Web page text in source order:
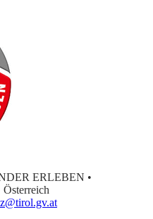
ERLEBEN •
Österreich